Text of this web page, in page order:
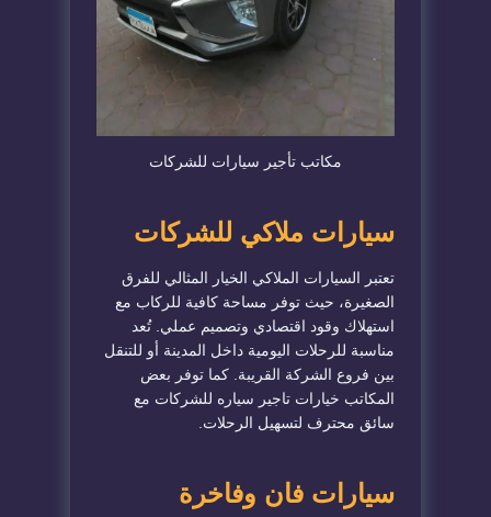
مكاتب تأجير سيارات للشركات
سيارات ملاكي للشركات
تعتبر السيارات الملاكي الخيار المثالي للفرق
الصغيرة، حيث توفر مساحة كافية للركاب مع
استهلاك وقود اقتصادي وتصميم عملي. تُعد
مناسبة للرحلات اليومية داخل المدينة أو للتنقل
بين فروع الشركة القريبة. كما توفر بعض
المكاتب خيارات تاجير سياره للشركات مع
سائق محترف لتسهيل الرحلات.
سيارات فان وفاخرة